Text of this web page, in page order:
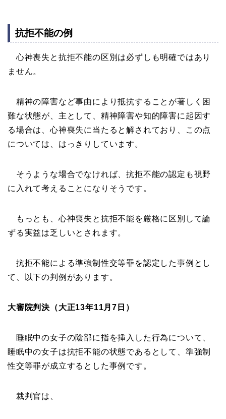
抗拒不能の例
心神喪失と抗拒不能の区別は必ずしも明確ではあり
ません。
精神の障害など事由により抵抗することが著しく困
難な状態が、主として、精神障害や知的障害に起因す
る場合は、心神喪失に当たると解されており、この点
については、はっきりしています。
そうような場合でなければ、抗拒不能の認定も視野
に入れて考えることになりそうです。
もっとも、心神喪失と抗拒不能を厳格に区別して論
ずる実益は乏しいとされます。
抗拒不能による準強制性交等罪を認定した事例とし
て、以下の判例があります。
大審院判決（大正13年11月7日）
睡眠中の女子の陰部に指を挿入した行為について、
睡眠中の女子は抗拒不能の状態であるとして、準強制
性交等罪が成立するとした事例です。
裁判官は、